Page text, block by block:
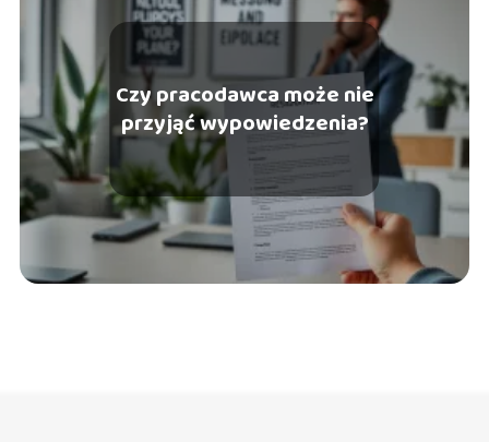
Czy pracodawca może nie
przyjąć wypowiedzenia?